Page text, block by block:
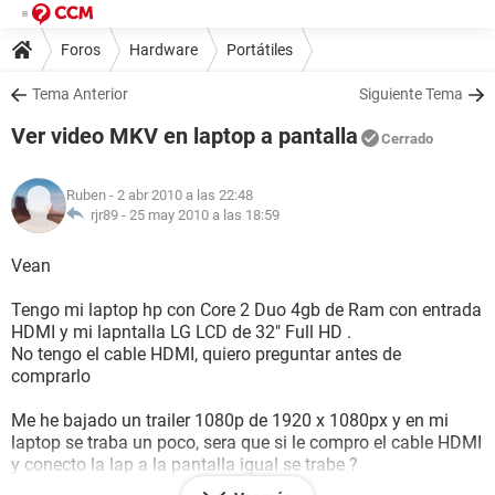
Foros Hardware Portátiles
Tema Anterior Siguiente Tema
Ver video MKV en laptop a pantalla Cerrado
Ruben - 2 abr 2010 a las 22:48
rjr89 - 25 may 2010 a las 18:59
Vean
Tengo mi laptop hp con Core 2 Duo 4gb de Ram con entrada
HDMI y mi lapntalla LG LCD de 32" Full HD .
No tengo el cable HDMI, quiero preguntar antes de
comprarlo
Me he bajado un trailer 1080p de 1920 x 1080px y en mi
laptop se traba un poco, sera que si le compro el cable HDMI
y conecto la lap a la pantalla igual se trabe ?